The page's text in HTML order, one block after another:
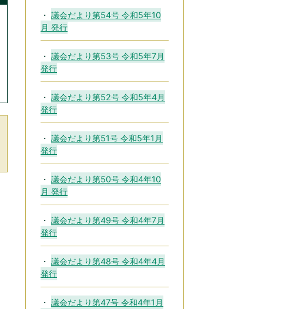
議会だより第54号 令和5年10
月 発行
議会だより第53号 令和5年7月
発行
議会だより第52号 令和5年4月
発行
議会だより第51号 令和5年1月
発行
議会だより第50号 令和4年10
月 発行
議会だより第49号 令和4年7月
発行
議会だより第48号 令和4年4月
発行
議会だより第47号 令和4年1月